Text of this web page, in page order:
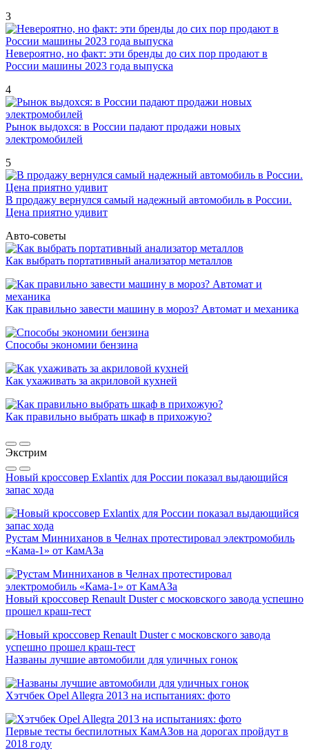
3
Невероятно, но факт: эти бренды до сих пор продают в
России машины 2023 года выпуска
4
Рынок выдохся: в России падают продажи новых
электромобилей
5
В продажу вернулся самый надежный автомобиль в России.
Цена приятно удивит
Авто-советы
Как выбрать портативный анализатор металлов
Как правильно завести машину в мороз? Автомат и механика
Способы экономии бензина
Как ухаживать за акриловой кухней
Как правильно выбрать шкаф в прихожую?
Экстрим
Новый кроссовер Exlantix для России показал выдающийся
запас хода
Рустам Минниханов в Челнах протестировал электромобиль
«Кама-1» от КамАЗа
Новый кроссовер Renault Duster с московского завода успешно
прошел краш-тест
Названы лучшие автомобили для уличных гонок
Хэтчбек Opel Allegra 2013 на испытаниях: фото
Первые тесты беспилотных КамАЗов на дорогах пройдут в
2018 году